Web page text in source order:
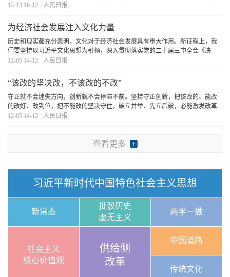
那一个……”搞清楚“我是谁、为了谁、依靠谁”的问题，才能永葆共产党人的本
12-13 16-12 人民日报
为经济社会发展注入文化力量
历史和现实都充分表明，文化对于经济社会发展具有重大作用。新征程上，我
们要坚持以习近平文化思想为引领，深入贯彻落实党的二十届三中全会《决
定》提出的深化文化体制机制改革的战略部署，不断提升文化的思想引领力、
12-05 14-12 人民日报
“该改的坚决改，不该改的不改”
守正就不会迷失方向，创新就不会停滞不前。坚持守正创新，把该改的、能改
的改好、改到位，把不能改的坚决守住，破立并举、先立后破，必能激发改革
的强大活力，打开改革发展新天地。
12-05 14-12 人民日报
查看更多
习近平新时代中国特色社会主义思想
新常态
批驳历史
虚无主义
两学一做
社会主义
核心价值观
供给侧
改革
中国道路
传统文化